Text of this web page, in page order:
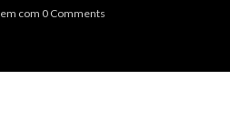
em com 0 Comments